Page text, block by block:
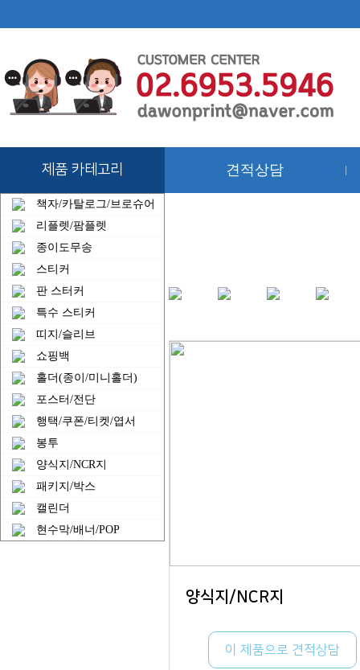
제품 카테고리 견적상담
책자/카탈로그/브로슈어
리플렛/팜플렛
종이도무송
스티커
판 스터커
특수 스티커
띠지/슬리브
쇼핑백
홀더(종이/미니홀더)
포스터/전단
행택/쿠폰/티켓/엽서
봉투
양식지/NCR지
패키지/박스
캘린더
현수막/배너/POP
양식지/NCR지
이 제품으로 견적상담